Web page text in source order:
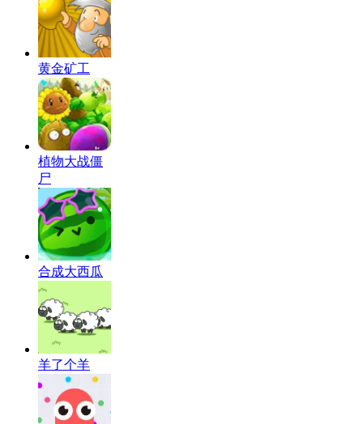
黄金矿工
植物大战僵
尸
合成大西瓜
羊了个羊